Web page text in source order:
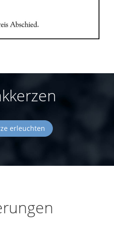
erleuchten